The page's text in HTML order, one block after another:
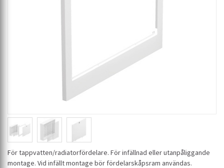
För tappvatten/radiatorfördelare. För infällnad eller utanpåliggande
montage. Vid infällt montage bör fördelarskåpsram användas.